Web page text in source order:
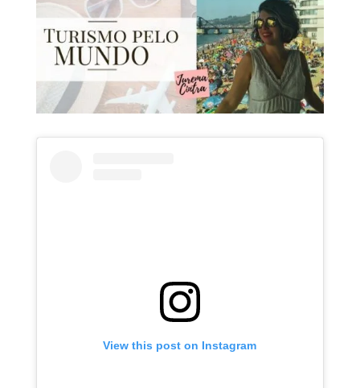
View this post on Instagram